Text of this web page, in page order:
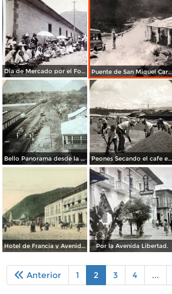
Dia de Mercado por el Fotógrafo Abel Briquet. Puente de San Miguel Carretera Mex- Ver.
Bello Panorama desde la catedral 1901. Peones Secando el cafe en una hacienda 1906.
Hotel de Francia y Avenida de la Libertad Por la Avenida Libertad.
Anterior 1 2 3 4 ...